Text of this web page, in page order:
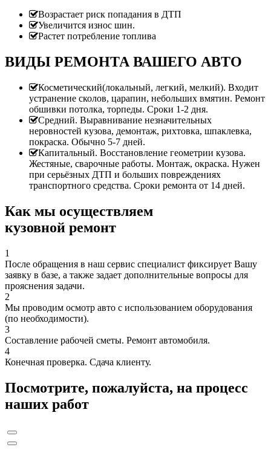
Возрастает риск попадания в ДТП
Увеличится износ шин.
Растет потребление топлива
ВИДЫ РЕМОНТА ВАШЕГО АВТО
Косметический(локальный, легкий, мелкий). Входит
устранение сколов, царапин, небольших вмятин. Ремонт
обшивки потолка, торпеды. Сроки 1-2 дня.
Средний. Выравнивание незначительных
неровностей кузова, демонтаж, рихтовка, шпаклевка,
покраска. Обычно 5-7 дней.
Капитальный. Восстановление геометрии кузова.
Жестяные, сварочные работы. Монтаж, окраска. Нужен
при серьёзных ДТП и больших повреждениях
транспортного средства. Сроки ремонта от 14 дней.
Как мы осуществляем
кузовной ремонт
1
После обращения в наш сервис специалист фиксирует Вашу
заявку в базе, а также задает дополнительные вопросы для
прояснения задачи.
2
Мы проводим осмотр авто с использованием оборудования
(по необходимости).
3
Составление рабочей сметы. Ремонт автомобиля.
4
Конечная проверка. Сдача клиенту.
Посмотрите, пожалуйста, на процесс
наших работ